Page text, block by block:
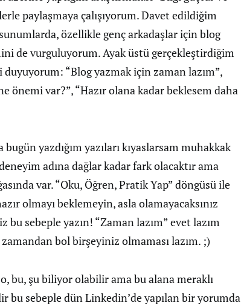
paylaşmaya çalışıyorum. Davet edildiğim
özellikle genç arkadaşlar için blog
de vurguluyorum. Ayak üstü gerçekleştirdiğim
“Blog yazmak için zaman lazım”,
önemi var?”, “Hazır olana kadar beklesem daha
bugün yazdığım yazıları kıyaslarsam muhakkak
adına dağlar kadar fark olacaktır ama
var. “Oku, Öğren, Pratik Yap” döngüsü ile
olmayı beklemeyin, asla olamayacaksınız
sebeple yazın! “Zaman lazım” evet lazım
bol birşeyiniz olmaması lazım. ;)
o, bu, şu biliyor olabilir ama bu alana meraklı
sebeple dün Linkedin’de yapılan bir yorumda